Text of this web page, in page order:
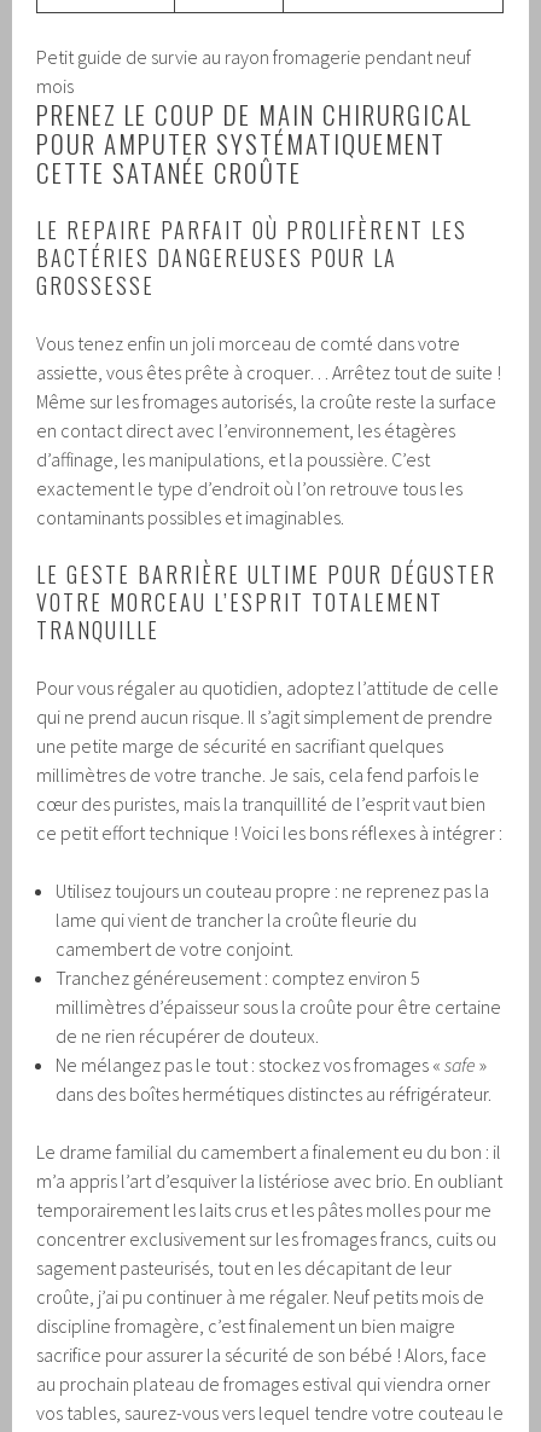
Petit guide de survie au rayon fromagerie pendant neuf
mois
PRENEZ LE COUP DE MAIN CHIRURGICAL
POUR AMPUTER SYSTÉMATIQUEMENT
CETTE SATANÉE CROÛTE
LE REPAIRE PARFAIT OÙ PROLIFÈRENT LES
BACTÉRIES DANGEREUSES POUR LA
GROSSESSE
Vous tenez enfin un joli morceau de comté dans votre
assiette, vous êtes prête à croquer… Arrêtez tout de suite !
Même sur les fromages autorisés, la croûte reste la surface
en contact direct avec l’environnement, les étagères
d’affinage, les manipulations, et la poussière. C’est
exactement le type d’endroit où l’on retrouve tous les
contaminants possibles et imaginables.
LE GESTE BARRIÈRE ULTIME POUR DÉGUSTER
VOTRE MORCEAU L’ESPRIT TOTALEMENT
TRANQUILLE
Pour vous régaler au quotidien, adoptez l’attitude de celle
qui ne prend aucun risque. Il s’agit simplement de prendre
une petite marge de sécurité en sacrifiant quelques
millimètres de votre tranche. Je sais, cela fend parfois le
cœur des puristes, mais la tranquillité de l’esprit vaut bien
ce petit effort technique ! Voici les bons réflexes à intégrer :
Utilisez toujours un couteau propre : ne reprenez pas la
lame qui vient de trancher la croûte fleurie du
camembert de votre conjoint.
Tranchez généreusement : comptez environ 5
millimètres d’épaisseur sous la croûte pour être certaine
de ne rien récupérer de douteux.
Ne mélangez pas le tout : stockez vos fromages «safe »
dans des boîtes hermétiques distinctes au réfrigérateur.
Le drame familial du camembert a finalement eu du bon : il
m’a appris l’art d’esquiver la listériose avec brio. En oubliant
temporairement les laits crus et les pâtes molles pour me
concentrer exclusivement sur les fromages francs, cuits ou
sagement pasteurisés, tout en les décapitant de leur
croûte, j’ai pu continuer à me régaler. Neuf petits mois de
discipline fromagère, c’est finalement un bien maigre
sacrifice pour assurer la sécurité de son bébé ! Alors, face
au prochain plateau de fromages estival qui viendra orner
vos tables, saurez-vous vers lequel tendre votre couteau le